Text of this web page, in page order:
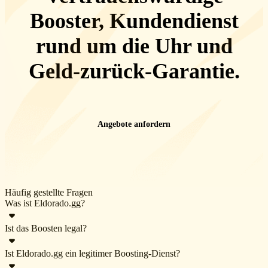
Booster, Kundendienst
rund um die Uhrund
Geld-zurück-Garantie.
Angebote anfordern
Häufig gestellte Fragen
Was ist Eldorado.gg?
Eldorado.gg ist ein Online-Marktplatz für eine große Auswahl an
Spielgütern – Währungen, Accounts, Gegenstände, Boosting und
Aufladungen. Auf Eldorado werden zahlreiche beliebte Spiele
Ist das Boosten legal?
Boosting ist in allen nationalen und lokalen Gerichtsbarkeiten außer
Ist Eldorado.gg ein legitimer Boosting-Dienst?